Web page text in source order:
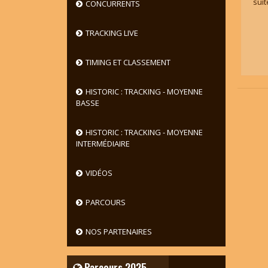
CONCURRENTS
TRACKING LIVE
TIMING ET CLASSEMENT
HISTORIC : TRACKING - MOYENNE
BASSE
HISTORIC : TRACKING - MOYENNE
INTERMÉDIAIRE
VIDÉOS
PARCOURS
NOS PARTENAIRES